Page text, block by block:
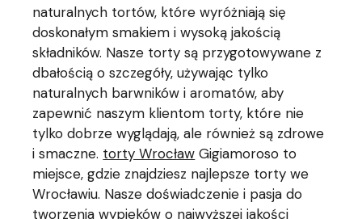
naturalnych tortów, które wyróżniają się
doskonałym smakiem i wysoką jakością
składników. Nasze torty są przygotowywane z
dbałością o szczegóły, używając tylko
naturalnych barwników i aromatów, aby
zapewnić naszym klientom torty, które nie
tylko dobrze wyglądają, ale również są zdrowe
i smaczne. torty Wrocław Gigiamoroso to
miejsce, gdzie znajdziesz najlepsze torty we
Wrocławiu. Nasze doświadczenie i pasja do
tworzenia wypieków o najwyższej jakości